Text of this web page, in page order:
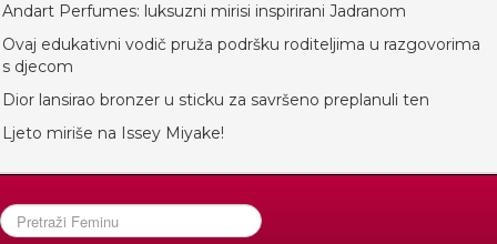
Andart Perfumes: luksuzni mirisi inspirirani Jadranom
Ovaj edukativni vodič pruža podršku roditeljima u razgovorima
s djecom
Dior lansirao bronzer u sticku za savršeno preplanuli ten
Ljeto miriše na Issey Miyake!